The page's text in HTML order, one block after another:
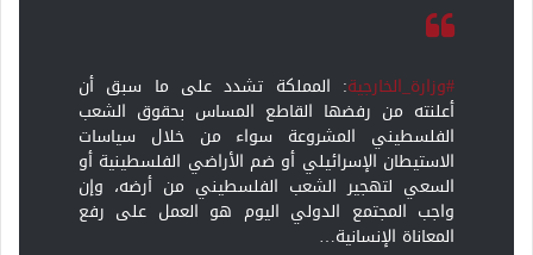
#وزارة_الخارجية: المملكة تشدد على ما سبق أن
أعلنته من رفضها القاطع المساس بحقوق الشعب
الفلسطيني المشروعة سواء من خلال سياسات
الاستيطان الإسرائيلي أو ضم الأراضي الفلسطينية أو
السعي لتهجير الشعب الفلسطيني من أرضه، وإن
واجب المجتمع الدولي اليوم هو العمل على رفع
المعاناة الإنسانية…